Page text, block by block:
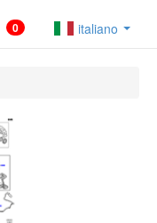
0 italiano